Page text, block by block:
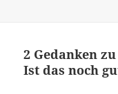
2 Gedanken
Ist das noch